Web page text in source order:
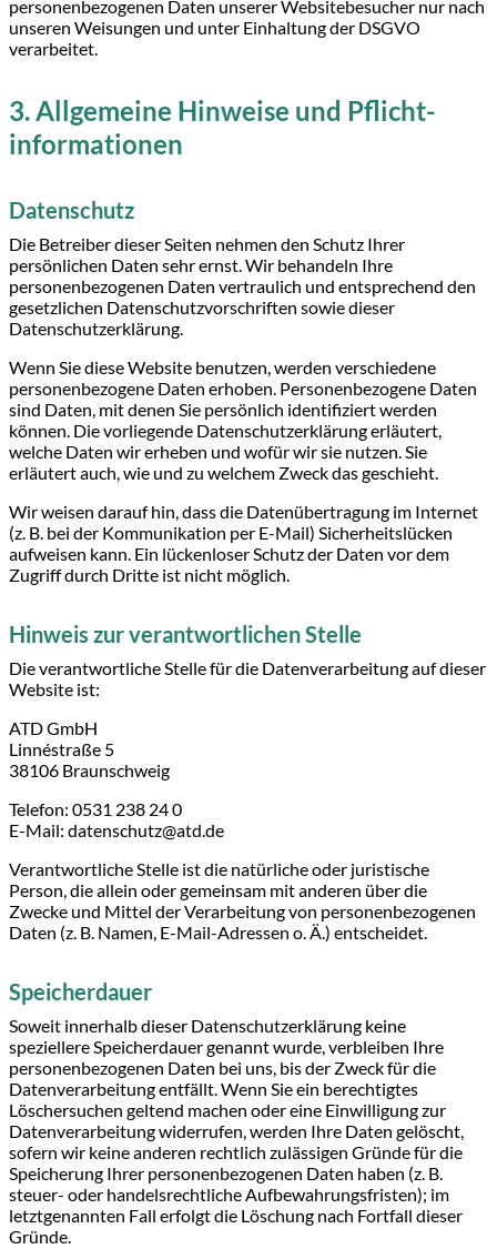
personenbezogenen Daten unserer Websitebesucher nur nach
unseren Weisungen und unter Einhaltung der DSGVO
verarbeitet.
3. Allgemeine Hinweise und Pflicht­
informationen
Datenschutz
Die Betreiber dieser Seiten nehmen den Schutz Ihrer
persönlichen Daten sehr ernst. Wir behandeln Ihre
personenbezogenen Daten vertraulich und entsprechend den
gesetzlichen Datenschutzvorschriften sowie dieser
Datenschutzerklärung.
Wenn Sie diese Website benutzen, werden verschiedene
personenbezogene Daten erhoben. Personenbezogene Daten
sind Daten, mit denen Sie persönlich identifiziert werden
können. Die vorliegende Datenschutzerklärung erläutert,
welche Daten wir erheben und wofür wir sie nutzen. Sie
erläutert auch, wie und zu welchem Zweck das geschieht.
Wir weisen darauf hin, dass die Datenübertragung im Internet
(z. B. bei der Kommunikation per E-Mail) Sicherheitslücken
aufweisen kann. Ein lückenloser Schutz der Daten vor dem
Zugriff durch Dritte ist nicht möglich.
Hinweis zur verantwortlichen Stelle
Die verantwortliche Stelle für die Datenverarbeitung auf dieser
Website ist:
ATD GmbH
Linnéstraße 5
38106 Braunschweig
Telefon: 0531 238 24 0
E-Mail: datenschutz@atd.de
Verantwortliche Stelle ist die natürliche oder juristische
Person, die allein oder gemeinsam mit anderen über die
Zwecke und Mittel der Verarbeitung von personenbezogenen
Daten (z. B. Namen, E-Mail-Adressen o. Ä.) entscheidet.
Speicherdauer
Soweit innerhalb dieser Datenschutzerklärung keine
speziellere Speicherdauer genannt wurde, verbleiben Ihre
personenbezogenen Daten bei uns, bis der Zweck für die
Datenverarbeitung entfällt. Wenn Sie ein berechtigtes
Löschersuchen geltend machen oder eine Einwilligung zur
Datenverarbeitung widerrufen, werden Ihre Daten gelöscht,
sofern wir keine anderen rechtlich zulässigen Gründe für die
Speicherung Ihrer personenbezogenen Daten haben (z. B.
steuer- oder handelsrechtliche Aufbewahrungsfristen); im
letztgenannten Fall erfolgt die Löschung nach Fortfall dieser
Gründe.